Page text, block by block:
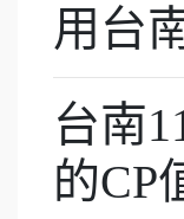
用台
台南
的CP